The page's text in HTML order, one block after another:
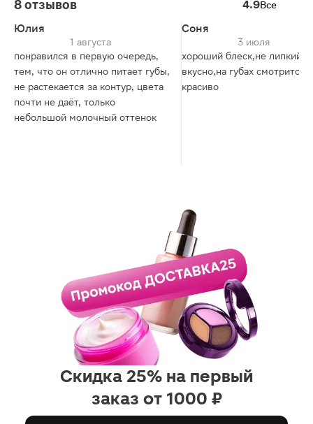
8 отзывов 4.9Все
Юлия
1 августа
понравился в первую очередь,
тем, что он отлично питает губы,
не растекается за контур, цвета
почти не даёт, только
небольшой молочный оттенок
Соня
3 июля
хороший блеск,не
вкусно,на губах смотрится
красиво
Скидка 25% на первый
заказ от 1000 ₽